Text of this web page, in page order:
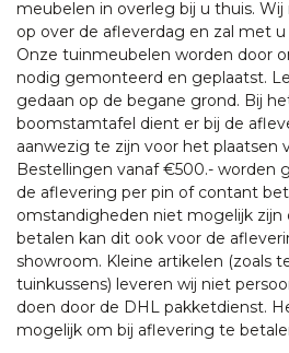
meubelen in overleg bij u thuis.
op over de afleverdag en zal met
Onze tuinmeubelen worden door
nodig gemonteerd en geplaatst.
gedaan op de begane grond. Bij
boomstamtafel dient er bij de
aanwezig te zijn voor het plaatsen
Bestellingen vanaf €500.- worden
de aflevering per pin of contant
omstandigheden niet mogelijk zijn
betalen kan dit ook voor de
showroom. Kleine artikelen (zoals
tuinkussens) leveren wij niet
doen door de DHL pakketdienst.
mogelijk om bij aflevering te